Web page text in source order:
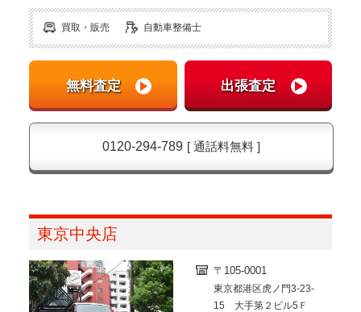
買取・販売 自動車整備士
0120-294-789 [ 通話料無料 ]
東京中央店
〒105-0001
東京都港区虎ノ門3-23-
15 大手第２ビル5Ｆ